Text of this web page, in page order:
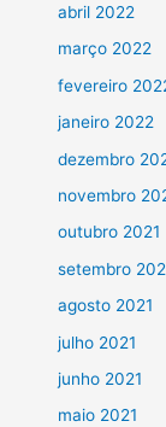
abril 2022
março 2022
fevereiro
janeiro 2022
dezembro
novembro
outubro 2021
setembro
agosto 2021
julho 2021
junho 2021
maio 2021